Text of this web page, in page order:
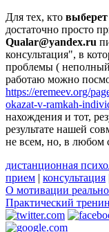
Для тех, кто выберет
достаточно просто
Qualar@yandex.ru
консультация", в
проблемы (
работаю можно
https://eremeev.org/
okazat-v-ramkah-
нахождения и тот,
результате нашей
не всем, но, в любом
дистанционная
прием | консультация
О мотивации
Практический